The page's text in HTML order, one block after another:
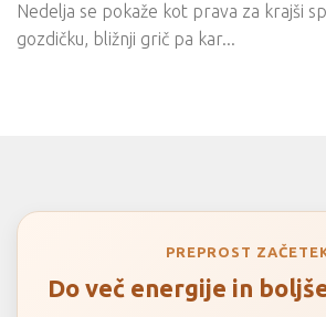
Nedelja se pokaže kot prava za krajši
gozdičku, bližnji grič pa kar...
PREPROST
Do več energije in